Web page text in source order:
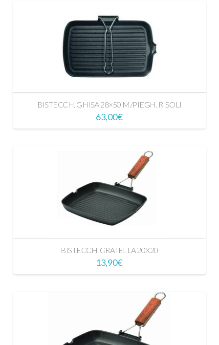
BISTECCH. GHISA 28×50 M/PIEGH. RISOLI
63,00€
BISTECCH. GRATELLA 20X20
13,90€